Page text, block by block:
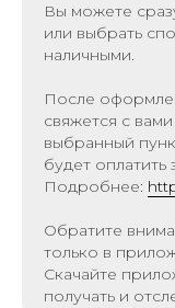
Вы можете
или выбрать
наличными.
После
свяжется с
выбранный
будет оплатить
Подробнее:
Обратите
только в
Скачайте
получать и